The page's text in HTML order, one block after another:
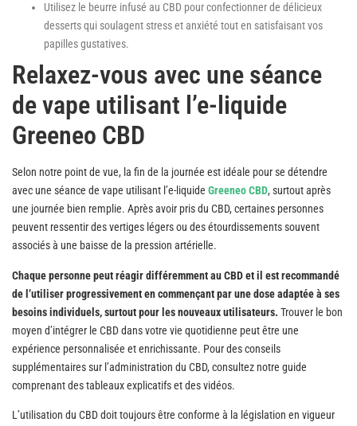
Utilisez le beurre infusé au CBD pour confectionner de délicieux
desserts qui soulagent stress et anxiété tout en satisfaisant vos
papilles gustatives.
Relaxez-vous avec une séance
de vape utilisant l’e-liquide
Greeneo CBD
Selon notre point de vue, la fin de la journée est idéale pour se détendre
avec une séance de vape utilisant l’e-liquide Greeneo CBD, surtout après
une journée bien remplie. Après avoir pris du CBD, certaines personnes
peuvent ressentir des vertiges légers ou des étourdissements souvent
associés à une baisse de la pression artérielle.
Chaque personne peut réagir différemment au CBD et il est recommandé
de l’utiliser progressivement en commençant par une dose adaptée à ses
besoins individuels, surtout pour les nouveaux utilisateurs. Trouver le bon
moyen d’intégrer le CBD dans votre vie quotidienne peut être une
expérience personnalisée et enrichissante. Pour des conseils
supplémentaires sur l’administration du CBD, consultez notre guide
comprenant des tableaux explicatifs et des vidéos.
L’utilisation du CBD doit toujours être conforme à la législation en vigueur